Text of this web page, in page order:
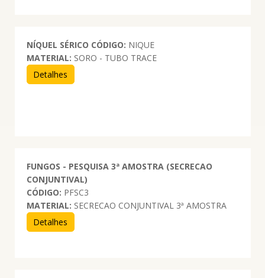
NÍQUEL SÉRICO CÓDIGO: NIQUE
MATERIAL: SORO - TUBO TRACE
Detalhes
FUNGOS - PESQUISA 3ª AMOSTRA (SECRECAO
CONJUNTIVAL)
CÓDIGO: PFSC3
MATERIAL: SECRECAO CONJUNTIVAL 3ª AMOSTRA
Detalhes